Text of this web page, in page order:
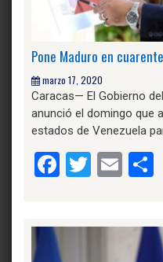
Pone Maduro en
marzo 17, 2020
Caracas— El Gobierno
anunció el domingo que
estados de Venezuela
Facebook
Twitter